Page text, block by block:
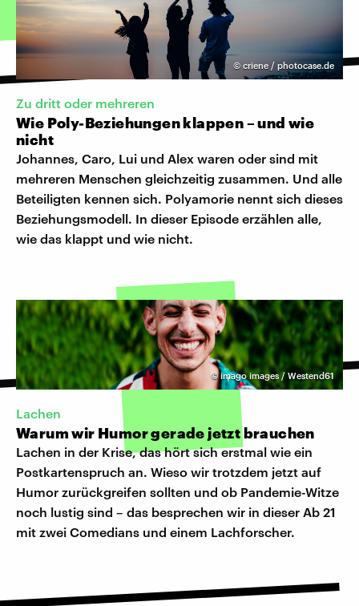
© criene / photocase.de
Zu dritt oder mehreren
Wie Poly-Beziehungen klappen – und wie
nicht
Johannes, Caro, Lui und Alex waren oder sind mit
mehreren Menschen gleichzeitig zusammen. Und alle
Beteiligten kennen sich. Polyamorie nennt sich dieses
Beziehungsmodell. In dieser Episode erzählen alle,
wie das klappt und wie nicht.
©imago images / Westend61
Lachen
Warum wir Humor gerade jetzt brauchen
Lachen in der Krise, das hört sich erstmal wie ein
Postkartenspruch an. Wieso wir trotzdem jetzt auf
Humor zurückgreifen sollten und ob Pandemie-Witze
noch lustig sind – das besprechen wir in dieser Ab 21
mit zwei Comedians und einem Lachforscher.